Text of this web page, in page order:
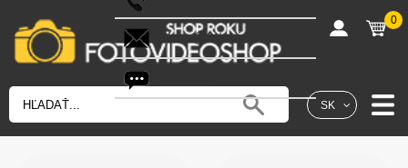
SK
shop@fotovideoshop.sk
0